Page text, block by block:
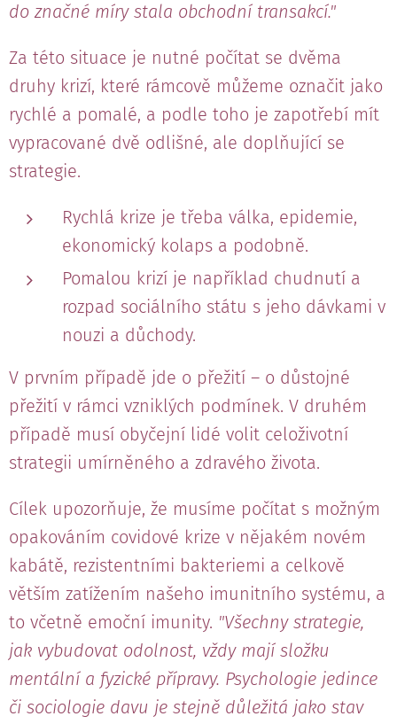
do značné míry stala obchodní transakcí."
Za této situace je nutné počítat se dvěma
druhy krizí, které rámcově můžeme označit jako
rychlé a pomalé, a podle toho je zapotřebí mít
vypracované dvě odlišné, ale doplňující se
strategie.
Rychlá krize je třeba válka, epidemie,
ekonomický kolaps a podobně.
Pomalou krizí je například chudnutí a
rozpad sociálního státu s jeho dávkami v
nouzi a důchody.
V prvním případě jde o přežití – o důstojné
přežití v rámci vzniklých podmínek. V druhém
případě musí obyčejní lidé volit celoživotní
strategii umírněného a zdravého života.
Cílek upozorňuje, že musíme počítat s možným
opakováním covidové krize v nějakém novém
kabátě, rezistentními bakteriemi a celkově
větším zatížením našeho imunitního systému, a
to včetně emoční imunity. "Všechny strategie,
jak vybudovat odolnost, vždy mají složku
mentální a fyzické přípravy. Psychologie jedince
či sociologie davu je stejně důležitá jako stav